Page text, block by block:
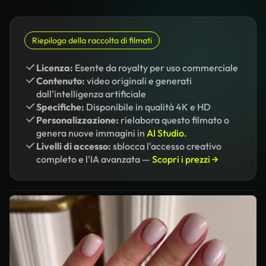
Riepilogo della raccolta di filmati
Licenza: Esente da royalty per uso commerciale
Contenuto: video originali e generati
dall'intelligenza artificiale
Specifiche: Disponibile in qualità 4K e HD
Personalizzazione: rielabora questo filmato o
genera nuove immagini in AI Studio.
Livelli di accesso: sblocca l'accesso creativo
completo e l'IA avanzata — Scopri i prezzi →